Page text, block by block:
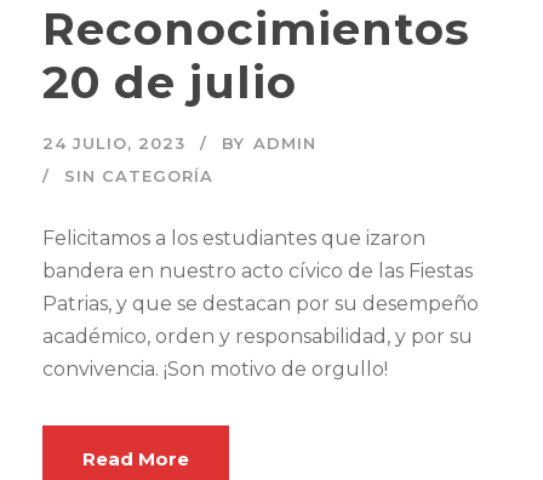
Reconocimientos
20 de julio
24 JULIO, 2023 BY ADMIN
SIN CATEGORÍA
Felicitamos a los estudiantes que izaron
bandera en nuestro acto cívico de las Fiestas
Patrias, y que se destacan por su desempeño
académico, orden y responsabilidad, y por su
convivencia. ¡Son motivo de orgullo!
Read More